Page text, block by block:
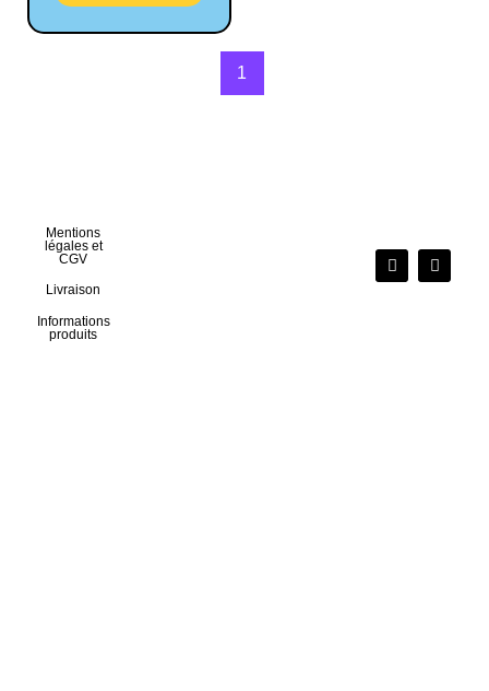
1
Mentions
légales et
CGV
Livraison
Informations
produits